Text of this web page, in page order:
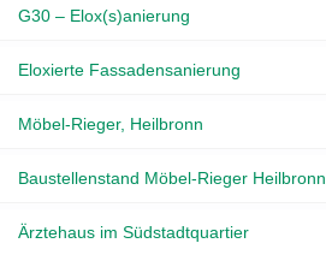
G30 – Elox(s)anierung
Eloxierte Fassadensanierung
Möbel-Rieger, Heilbronn
Baustellenstand Möbel-Rieger Heilbronn
Ärztehaus im Südstadtquartier